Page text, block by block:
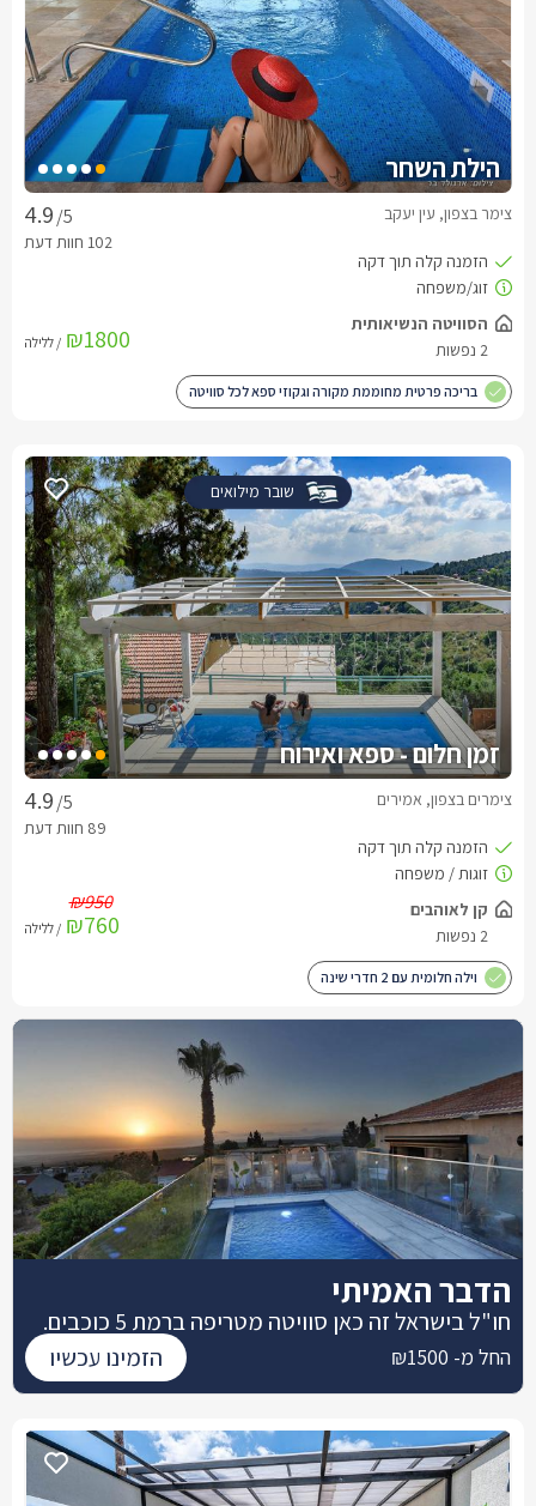
הילת השחר
/5 צימר בצפון, עין יעקב
הסוויטה הנשיאותית
2 נפשות
₪1800 / ללילה
בריכה פרטית מחוממת מקורה וגקוזי ספא לכל סוויטה
שובר מילואים
זמן חלום - ספא ואירוח
/5 צימרים בצפון, אמירים
קן לאוהבים
2 נפשות
₪760
₪950
/ ללילה
וילה חלומית עם 2 חדרי שינה
הדבר האמיתי
חו"ל בישראל זה כאן סוויטה מטריפה ברמת 5 כוכבים.
החל מ- ₪1500 הזמינו עכשיו